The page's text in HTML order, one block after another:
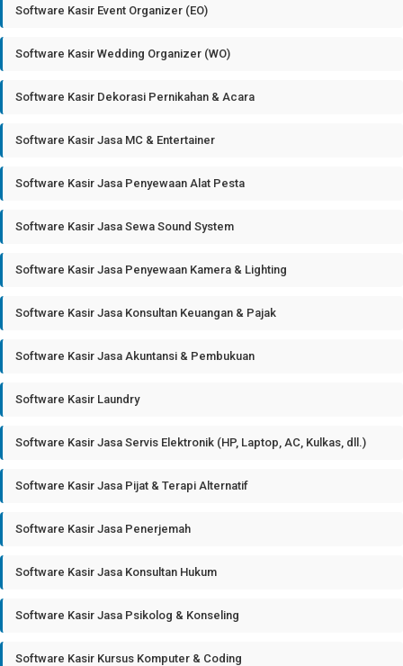
Software Kasir Event Organizer (EO)
Software Kasir Wedding Organizer (WO)
Software Kasir Dekorasi Pernikahan & Acara
Software Kasir Jasa MC & Entertainer
Software Kasir Jasa Penyewaan Alat Pesta
Software Kasir Jasa Sewa Sound System
Software Kasir Jasa Penyewaan Kamera & Lighting
Software Kasir Jasa Konsultan Keuangan & Pajak
Software Kasir Jasa Akuntansi & Pembukuan
Software Kasir Laundry
Software Kasir Jasa Servis Elektronik (HP, Laptop, AC, Kulkas, dll.)
Software Kasir Jasa Pijat & Terapi Alternatif
Software Kasir Jasa Penerjemah
Software Kasir Jasa Konsultan Hukum
Software Kasir Jasa Psikolog & Konseling
Software Kasir Kursus Komputer & Coding